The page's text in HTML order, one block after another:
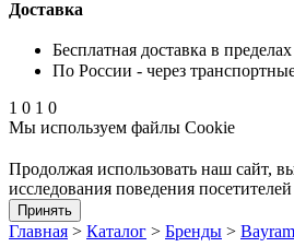
Доставка
Бесплатная доставка в
По России - через
1 0 1 0
Мы используем файлы Cookie
Продолжая использовать наш cайт,
исследования поведения
Принять
Главная > Каталог > Бренды >